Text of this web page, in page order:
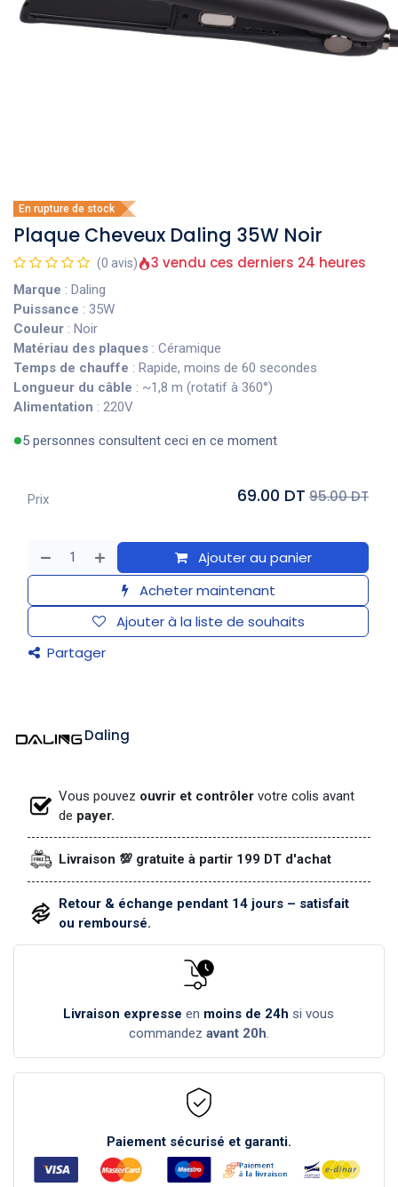
En rupture de stock
Plaque Cheveux Daling 35W Noir
(0 avis) 3 vendu ces derniers 24 heures
Marque : Daling
Puissance : 35W
Couleur : Noir
Matériau des plaques : Céramique
Temps de chauffe : Rapide, moins de 60 secondes
Longueur du câble : ~1,8 m (rotatif à 360°)
Alimentation : 220V
5 personnes consultent ceci en ce moment
Ajouter au panier
Acheter maintenant
Ajouter à la liste de souhaits
Partager
Prix 69.00 DT 95.00 DT
Daling
Vous pouvez ouvrir et contrôler votre colis avant
de payer.
Livraison 💯 gratuite à partir 199 DT d'achat
Retour & échange pendant 14 jours – satisfait
ou remboursé.
Livraison expresse en moins de 24h si vous
commandez avant 20h.
Paiement sécurisé et garanti.